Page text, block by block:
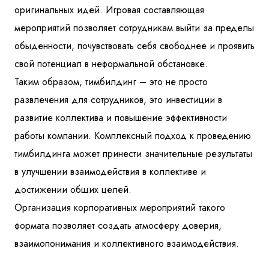
оригинальных идей. Игровая составляющая
мероприятий позволяет сотрудникам выйти за пределы
обыденности, почувствовать себя свободнее и проявить
свой потенциал в неформальной обстановке.
Таким образом, тимбилдинг – это не просто
развлечения для сотрудников, это инвестиции в
развитие коллектива и повышение эффективности
работы компании. Комплексный подход к проведению
тимбилдинга может принести значительные результаты
в улучшении взаимодействия в коллективе и
достижении общих целей.
Организация корпоративных мероприятий такого
формата позволяет создать атмосферу доверия,
взаимопонимания и коллективного взаимодействия.